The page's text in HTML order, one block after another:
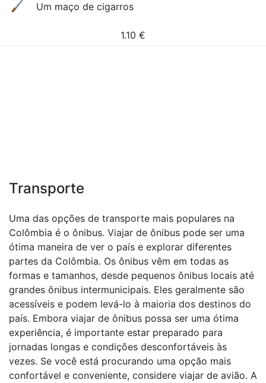
Um maço de cigarros
1.10 €
Transporte
Uma das opções de transporte mais populares na
Colômbia é o ônibus. Viajar de ônibus pode ser uma
ótima maneira de ver o país e explorar diferentes
partes da Colômbia. Os ônibus vêm em todas as
formas e tamanhos, desde pequenos ônibus locais até
grandes ônibus intermunicipais. Eles geralmente são
acessíveis e podem levá-lo à maioria dos destinos do
país. Embora viajar de ônibus possa ser uma ótima
experiência, é importante estar preparado para
jornadas longas e condições desconfortáveis às
vezes. Se você está procurando uma opção mais
confortável e conveniente, considere viajar de avião. A